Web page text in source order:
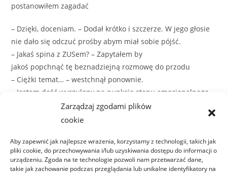
Zarządzaj zgodami plików
cookie
Aby zapewnić jak najlepsze wrażenia, korzystamy z technologii, takich jak
pliki cookie, do przechowywania i/lub uzyskiwania dostępu do informacji o
urządzeniu. Zgoda na te technologie pozwoli nam przetwarzać dane,
takie jak zachowanie podczas przeglądania lub unikalne identyfikatory na
postanowiłem zagadać
– Dzięki, doceniam. – Dodał krótko i szczerze. W jego głosie
nie dało się odczuć prośby abym miał sobie pójść.
– Jakaś spina z ZUSem? – Zapytałem by
jakoś popchnąć tę beznadziejną rozmowę do przodu
– Ciężki temat… – westchnął ponownie.
– Jestem dość wyczulony na punkcie stanu emocjonalnego
mężczyzn, więc postanowiłem zagadać. Jeśli chcesz
powiedzieć co się stało, bez oceny z mojej strony to chętnie
klientem. A jeśli nie chcesz, to Cię tu zostawię. Co Ty na to?
Ciężko było wyważyć właściwe słowa by należycie